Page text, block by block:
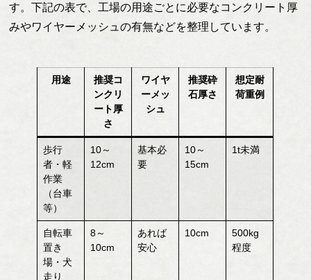
す。下記の表で、工場の用途ごとに必要なコンクリート厚
みやワイヤーメッシュの有無などを整理しています。
用途
推奨コ
ンクリ
ート厚
さ
ワイヤ
ーメッ
シュ
推奨砕
石厚さ
想定耐
荷重例
歩行
者・軽
作業
（台車
等）
10～
12cm
基本必
要
10～
15cm
1t未満
自転車
置き
場・犬
走り
8～
10cm
あれば
安心
10cm
500kg
程度